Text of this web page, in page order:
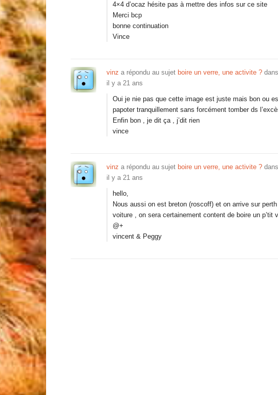
4×4 d’ocaz hésite pas à mettre des infos sur ce site
Merci bcp
bonne continuation
Vince
vinz a répondu au sujet boire un verre, une activite ?
il y a 21 ans
Oui je nie pas que cette image est juste mais bon ou
papoter tranquillement sans forcément tomber ds
Enfin bon , je dit ça , j’dit rien
vince
vinz a répondu au sujet boire un verre, une activite ?
il y a 21 ans
hello,
Nous aussi on est breton (roscoff) et on arrive sur
voiture , on sera certainement content de boire un p’tit
@+
vincent & Peggy